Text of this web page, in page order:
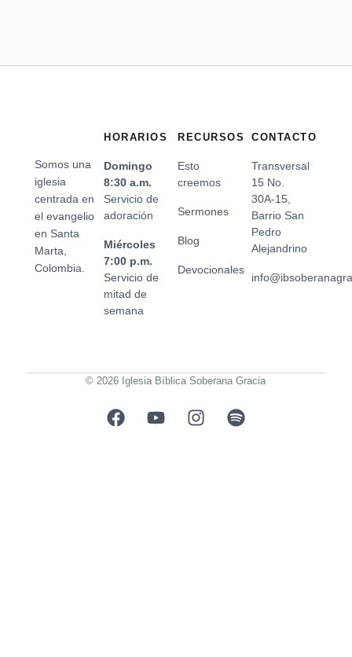
Somos una
iglesia
centrada en
el evangelio
en Santa
Marta,
Colombia.
HORARIOS
Domingo
8:30 a.m.
Servicio de
adoración
Miércoles
7:00 p.m.
Servicio de
mitad de
semana
RECURSOS
Esto
creemos
Sermones
Blog
Devocionales
CONTACTO
Transversal
15 No.
30A-15,
Barrio San
Pedro
Alejandrino
© 2026 Iglesia Bíblica Soberana Gracia